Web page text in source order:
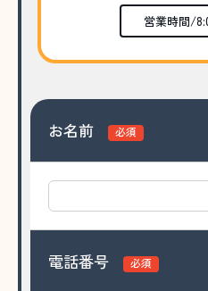
営業時間/
お名前 必須
電話番号 必須